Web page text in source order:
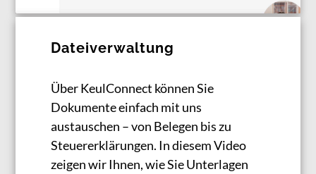
Dateiverwaltung
Über KeulConnect können Sie
Dokumente einfach mit uns
austauschen – von Belegen bis zu
Steuererklärungen. In diesem Video
zeigen wir Ihnen, wie Sie Unterlagen